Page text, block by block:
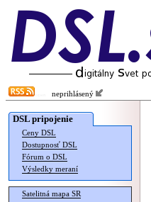
neprihlásený
DSL pripojenie
Ceny DSL
Dostupnosť DSL
Fórum o DSL
Výsledky meraní
Satelitná mapa SR